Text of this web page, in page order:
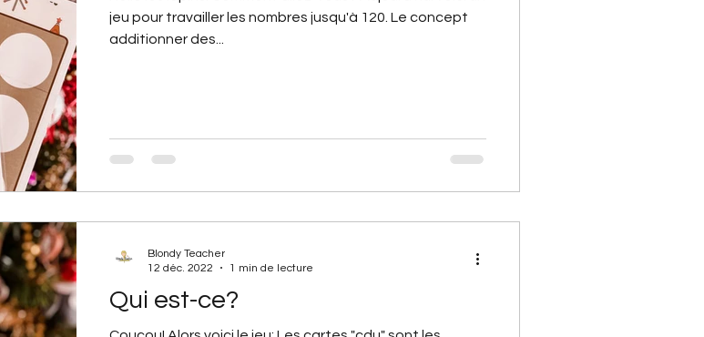
jeu pour travailler les nombres jusqu'à 120. Le concept
additionner des...
Qui est-ce?
Blondy Teacher
12 déc. 2022
1 min de lecture